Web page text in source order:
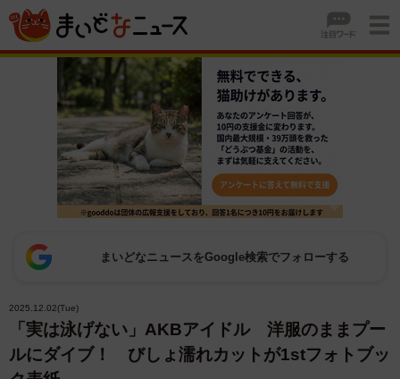
まいどなニュースをGoogle検索でフォローする
2025.12.02(Tue)
「実は泳げない」AKBアイドル 洋服のままプー
ルにダイブ！ びしょ濡れカットが1stフォトブッ